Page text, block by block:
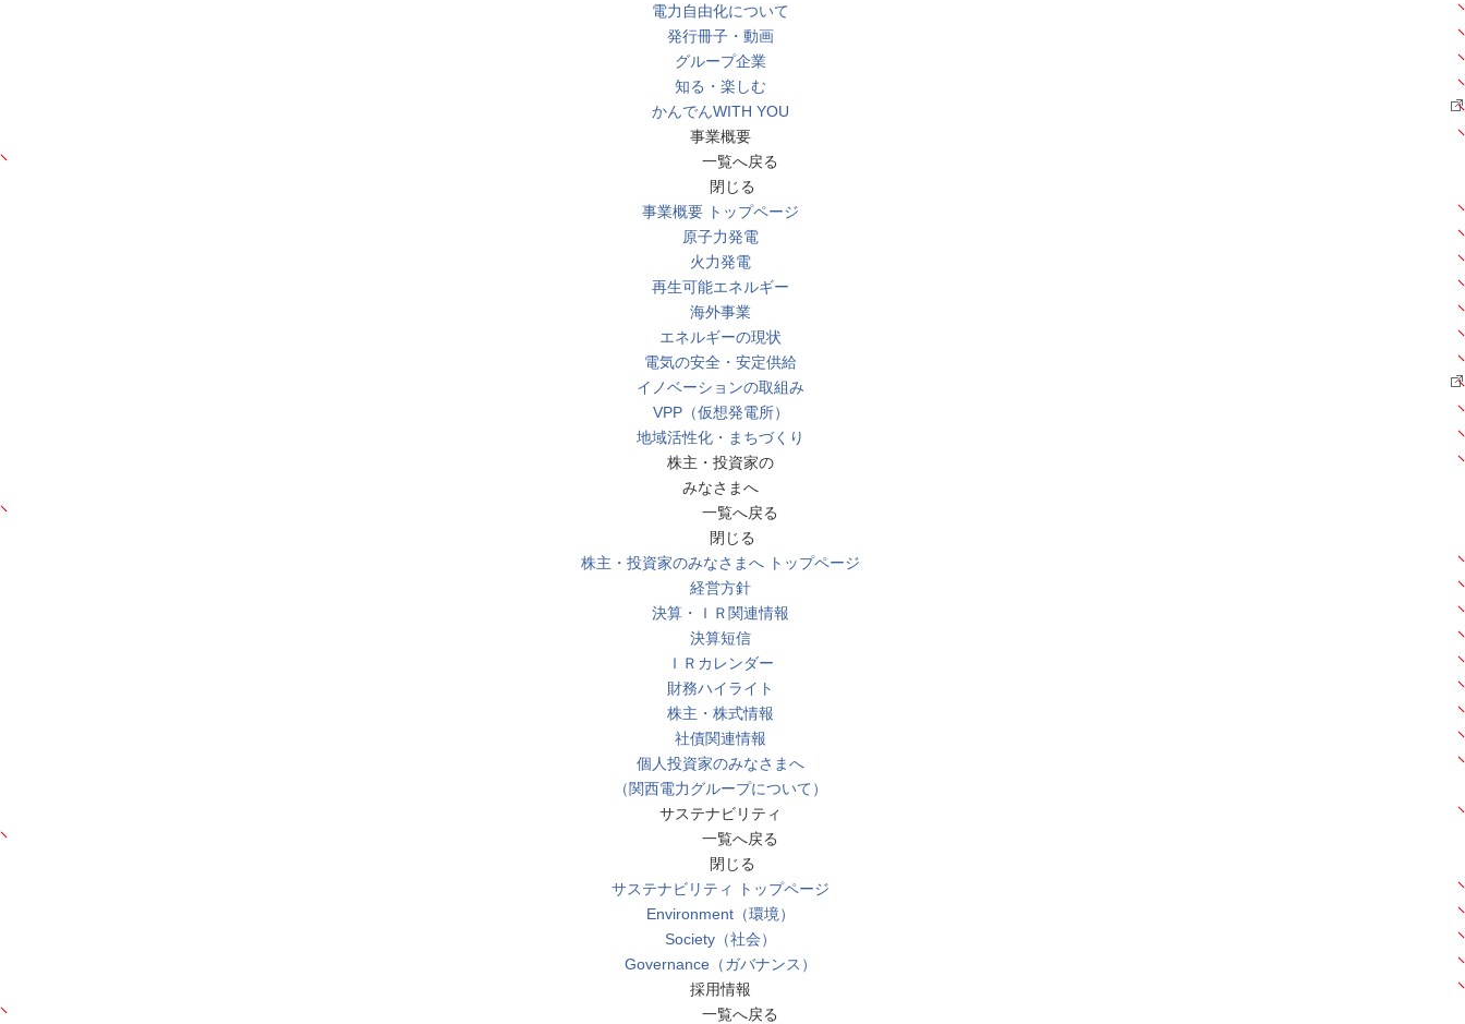
電力自由化について
発行冊子・動画
グループ企業
知る・楽しむ
かんでんWITH YOU
事業概要
一覧へ戻る
閉じる
事業概要 トップページ
原子力発電
火力発電
再生可能エネルギー
海外事業
エネルギーの現状
電気の安全・安定供給
イノベーションの取組み
VPP（仮想発電所）
地域活性化・まちづくり
株主・投資家の
みなさまへ
一覧へ戻る
閉じる
株主・投資家のみなさまへ トップページ
経営方針
決算・ＩＲ関連情報
決算短信
ＩＲカレンダー
財務ハイライト
株主・株式情報
社債関連情報
個人投資家のみなさまへ
（関西電力グループについて）
サステナビリティ
一覧へ戻る
閉じる
サステナビリティ トップページ
Environment（環境）
Society（社会）
Governance（ガバナンス）
採用情報
一覧へ戻る